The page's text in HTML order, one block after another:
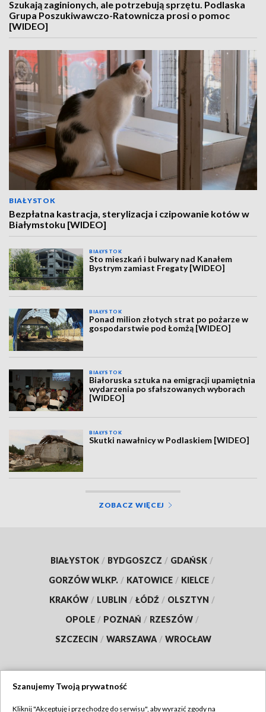
Szukają zaginionych, ale potrzebują sprzętu. Podlaska
Grupa Poszukiwawczo-Ratownicza prosi o pomoc
[WIDEO]
BIAŁYSTOK
Bezpłatna kastracja, sterylizacja i czipowanie kotów w
Białymstoku [WIDEO]
BIAŁYSTOK
Sto mieszkań i bulwary nad Kanałem
Bystrym zamiast Fregaty [WIDEO]
BIAŁYSTOK
Ponad milion złotych strat po pożarze w
gospodarstwie pod Łomżą [WIDEO]
BIAŁYSTOK
Białoruska sztuka na emigracji upamiętnia
wydarzenia po sfałszowanych wyborach
[WIDEO]
BIAŁYSTOK
Skutki nawałnicy w Podlaskiem [WIDEO]
ZOBACZ WIĘCEJ
BIAŁYSTOK / BYDGOSZCZ / GDAŃSK /
GORZÓW WLKP. / KATOWICE / KIELCE /
KRAKÓW / LUBLIN / ŁÓDŹ / OLSZTYN /
OPOLE / POZNAŃ / RZESZÓW /
SZCZECIN / WARSZAWA / WROCŁAW
Szanujemy Twoją prywatność
Kliknij "Akceptuję i przechodzę do serwisu", aby wyrazić zgody na